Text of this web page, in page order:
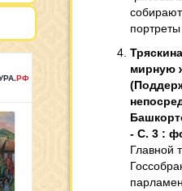
мирную
- С. 3 :
Главной